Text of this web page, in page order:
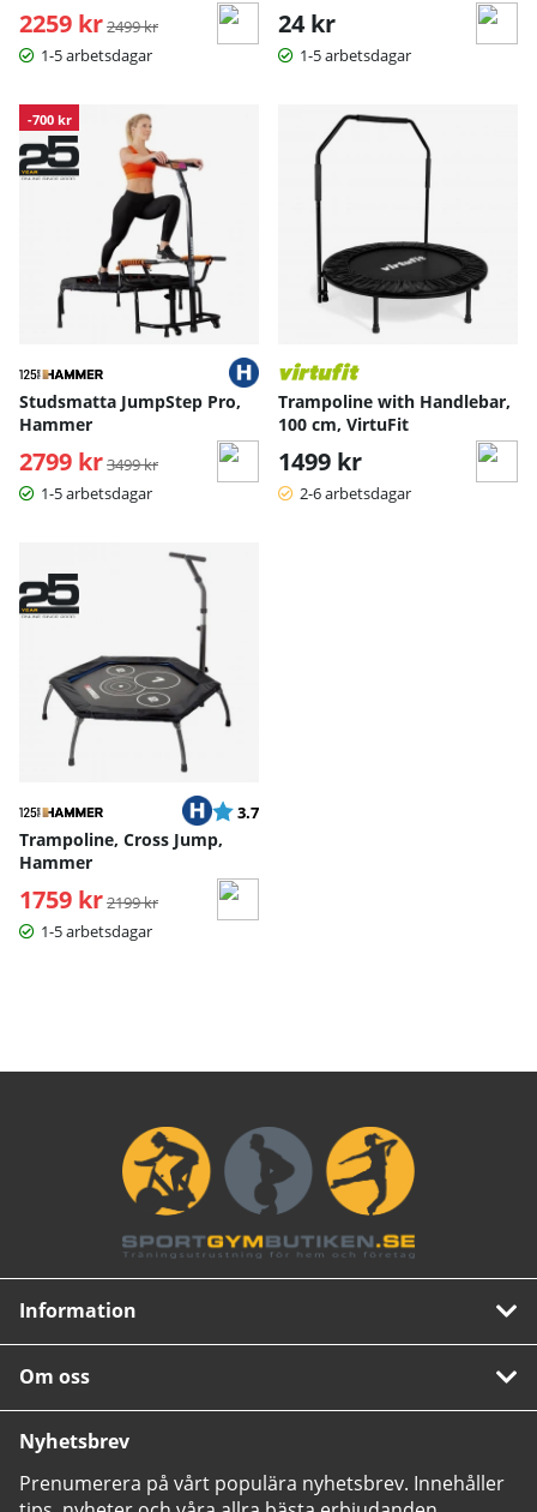
2259 kr Ordinarie pris:
2499 kr
1-5 arbetsdagar
24 kr
1-5 arbetsdagar
-700 kr
Studsmatta JumpStep Pro,
Hammer
2799 kr Ordinarie pris:
3499 kr
1-5 arbetsdagar
Trampoline with Handlebar,
100 cm, VirtuFit
1499 kr
2-6 arbetsdagar
Betyg:
3.7
Trampoline, Cross Jump,
Hammer
1759 kr Ordinarie pris:
2199 kr
1-5 arbetsdagar
Information
Om oss
Nyhetsbrev
Prenumerera på vårt populära nyhetsbrev. Innehåller